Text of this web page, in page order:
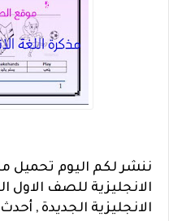
ننشر لكم اليوم تحميل
الانجليزية للصف الاول